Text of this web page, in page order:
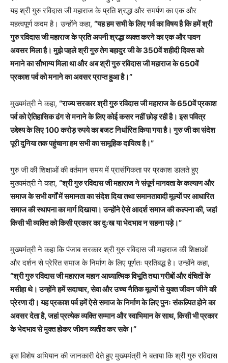
यह श्री गुरु रविदास जी महाराज के प्रति श्रद्धा और समर्पण का एक और
महत्वपूर्ण कदम है। उन्होंने कहा, “यह हम सभी के लिए गर्व का विषय है कि हमें श्री
गुरु रविदास जी महाराज के प्रति अपनी श्रद्धा व्यक्त करने का एक और पावन
अवसर मिला है। मुझे पहले श्री गुरु तेग बहादुर जी के 350वें शहीदी दिवस को
मनाने का सौभाग्य मिला था और अब श्री गुरु रविदास जी महाराज के 650वें
प्रकाश पर्व को मनाने का अवसर प्राप्त हुआ है।”
मुख्यमंत्री ने कहा, “राज्य सरकार श्री गुरु रविदास जी महाराज के 650वें प्रकाश
पर्व को ऐतिहासिक ढंग से मनाने के लिए कोई कसर नहीं छोड़ रही है। इस पवित्र
उद्देश्य के लिए 100 करोड़ रुपये का बजट निर्धारित किया गया है। गुरु जी का संदेश
पूरी दुनिया तक पहुंचाना हम सभी का सामूहिक दायित्व है।”
गुरु जी की शिक्षाओं की वर्तमान समय में प्रासंगिकता पर प्रकाश डालते हुए
मुख्यमंत्री ने कहा, “श्री गुरु रविदास जी महाराज ने संपूर्ण मानवता के कल्याण और
समाज के सभी वर्गों में समानता का संदेश दिया तथा समानतावादी मूल्यों पर आधारित
समाज की स्थापना का मार्ग दिखाया। उन्होंने ऐसे आदर्श समाज की कल्पना की, जहां
किसी भी व्यक्ति को किसी प्रकार का दुःख या भेदभाव न सहना पड़े।”
मुख्यमंत्री ने कहा कि पंजाब सरकार श्री गुरु रविदास जी महाराज की शिक्षाओं
और दर्शन से प्रेरित समाज के निर्माण के लिए पूर्णतः प्रतिबद्ध है। उन्होंने कहा,
“श्री गुरु रविदास जी महाराज महान आध्यात्मिक विभूति तथा गरीबों और वंचितों के
मसीहा थे। उन्होंने हमें सदाचार, सेवा और उच्च नैतिक मूल्यों से युक्त जीवन जीने की
प्रेरणा दी। यह प्रकाश पर्व हमें ऐसे समाज के निर्माण के लिए पुनः संकल्पित होने का
अवसर देता है, जहां प्रत्येक व्यक्ति सम्मान और स्वाभिमान के साथ, किसी भी प्रकार
के भेदभाव से मुक्त होकर जीवन व्यतीत कर सके।”
इस विशेष अभियान की जानकारी देते हुए मुख्यमंत्री ने बताया कि श्री गुरु रविदास